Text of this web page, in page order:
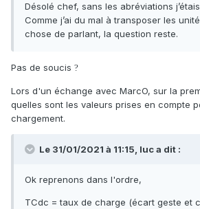
Désolé chef, sans les abréviations
Comme j’ai du mal à transposer les
chose de parlant, la question reste.
Pas de soucis ?
Lors d'un échange avec MarcO, sur la
quelles sont les valeurs prises en compte
chargement.
Le 31/01/2021 à 11:15, luca dit :
Ok reprenons dans l'ordre,
TCdc = taux de charge (écart geste et